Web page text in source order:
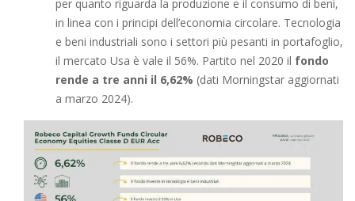
per quanto riguarda la produzione e il consumo di beni,
in linea con i principi dell’economia circolare. Tecnologia
e beni industriali sono i settori più pesanti in portafoglio,
il mercato Usa è vale il 56%. Partito nel 2020 il fondo
rende a tre anni il 6,62% (dati Morningstar aggiornati
a marzo 2024).